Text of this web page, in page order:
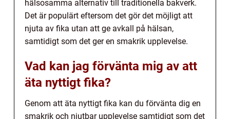
hälsosamma alternativ till traditionella bakverk.
Det är populärt eftersom det gör det möjligt att
njuta av fika utan att ge avkall på hälsan,
samtidigt som det ger en smakrik upplevelse.
Vad kan jag förvänta mig av att
äta nyttigt fika?
Genom att äta nyttigt fika kan du förvänta dig en
smakrik och njutbar upplevelse samtidigt som det